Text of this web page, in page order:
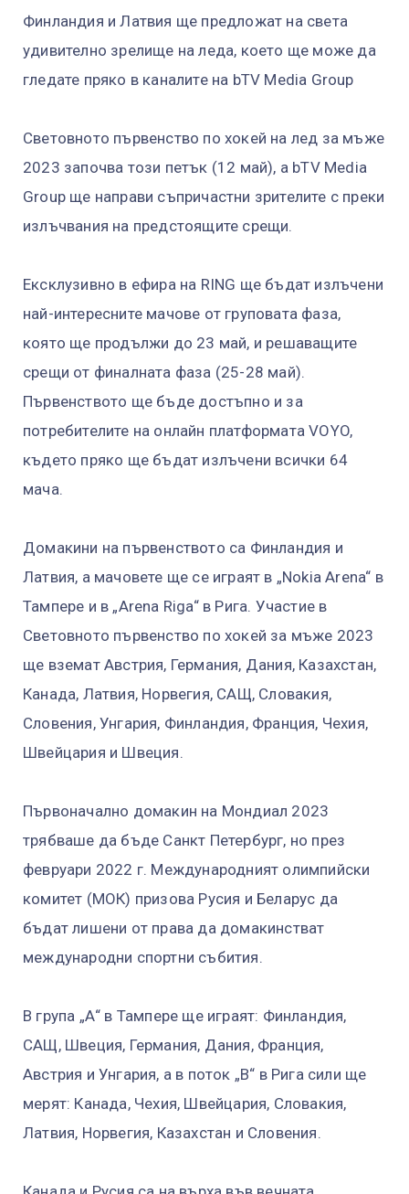
Финландия и Латвия ще предложат на света
удивително зрелище на леда, което ще може да
гледате пряко в каналите на bTV Media Group
Световното първенство по хокей на лед за мъже
2023 започва този петък (12 май), а bTV Media
Group ще направи съпричастни зрителите с преки
излъчвания на предстоящите срещи.
Ексклузивно в ефира на RING ще бъдат излъчени
най-интересните мачове от груповата фаза,
която ще продължи до 23 май, и решаващите
срещи от финалната фаза (25-28 май).
Първенството ще бъде достъпно и за
потребителите на онлайн платформата VOYO,
където пряко ще бъдат излъчени всички 64
мача.
Домакини на първенството са Финландия и
Латвия, а мачовете ще се играят в „Nokia Arena“ в
Тампере и в „Arena Riga“ в Рига. Участие в
Световното първенство по хокей за мъже 2023
ще вземат Австрия, Германия, Дания, Казахстан,
Канада, Латвия, Норвегия, САЩ, Словакия,
Словения, Унгария, Финландия, Франция, Чехия,
Швейцария и Швеция.
Първоначално домакин на Мондиал 2023
трябваше да бъде Санкт Петербург, но през
февруари 2022 г. Международният олимпийски
комитет (МОК) призова Русия и Беларус да
бъдат лишени от права да домакинстват
международни спортни събития.
В група „А“ в Тампере ще играят: Финландия,
САЩ, Швеция, Германия, Дания, Франция,
Австрия и Унгария, а в поток „В“ в Рига сили ще
мерят: Канада, Чехия, Швейцария, Словакия,
Латвия, Норвегия, Казахстан и Словения.